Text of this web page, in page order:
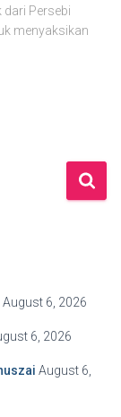
dari Persebi
menyaksikan
August 6, 2026
6, 2026
August 6,